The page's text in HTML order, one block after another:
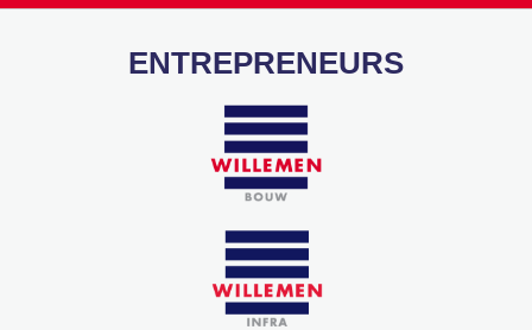
ENTREPRENEURS